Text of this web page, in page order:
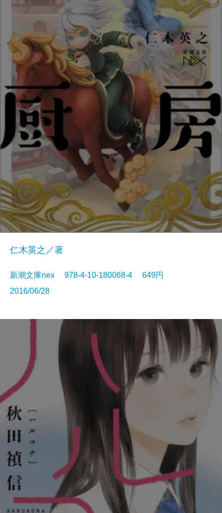
仁木英之／著
新潮文庫nex 978-4-10-180068-4 649円
2016/06/28